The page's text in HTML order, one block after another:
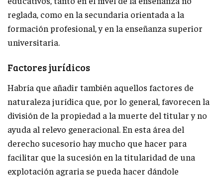
reglada, como en la secundaria orientada a la
formación profesional, y en la enseñanza superior
universitaria.
Factores jurídicos
Habría que añadir también aquellos factores de
naturaleza jurídica que, por lo general, favorecen la
división de la propiedad a la muerte del titular y no
ayuda al relevo generacional. En esta área del
derecho sucesorio hay mucho que hacer para
facilitar que la sucesión en la titularidad de una
explotación agraria se pueda hacer dándole